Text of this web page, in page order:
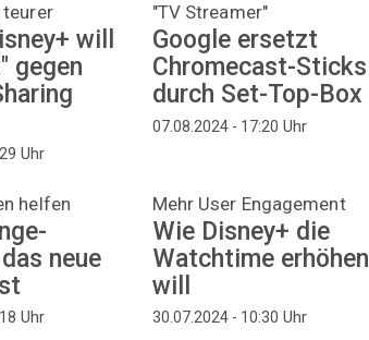
will
gegen
Uhr
"TV Streamer"
Google ersetzt
Chromecast-Sticks
durch Set-Top-Box
07.08.2024 - 17:20 Uhr
helfen
neue
Uhr
Mehr User Engagement
Wie Disney+ die
Watchtime erhöhen
will
30.07.2024 - 10:30 Uhr